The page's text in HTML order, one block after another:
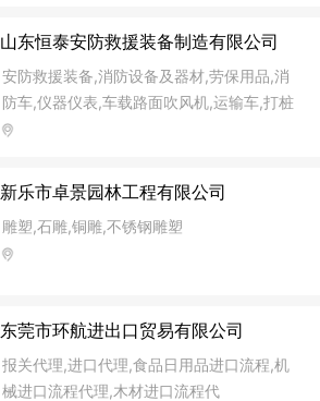
山东恒泰安防救援装备制造有限公司
安防救援装备,消防设备及器材,劳保用品,消
防车,仪器仪表,车载路面吹风机,运输车,打桩
机
新乐市卓景园林工程有限公司
雕塑,石雕,铜雕,不锈钢雕塑
东莞市环航进出口贸易有限公司
报关代理,进口代理,食品日用品进口流程,机
械进口流程代理,木材进口流程代